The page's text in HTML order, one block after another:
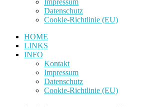
Impressum
Datenschutz
Cookie-Richtlinie (EU)
HOME
LINKS
INFO
Kontakt
Impressum
Datenschutz
Cookie-Richtlinie (EU)